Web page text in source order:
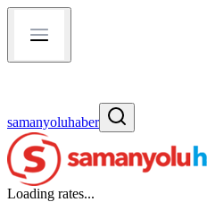
samanyoluhaber
Loading rates...